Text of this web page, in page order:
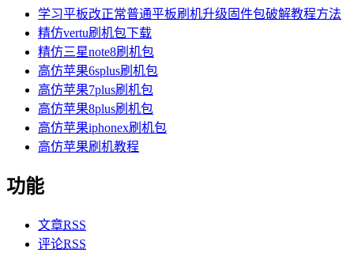
学习平板改正常普通平板刷机升级固件包破解教程方法
精仿vertu刷机包下载
精仿三星note8刷机包
高仿苹果6splus刷机包
高仿苹果7plus刷机包
高仿苹果8plus刷机包
高仿苹果iphonex刷机包
高仿苹果刷机教程
功能
文章RSS
评论RSS